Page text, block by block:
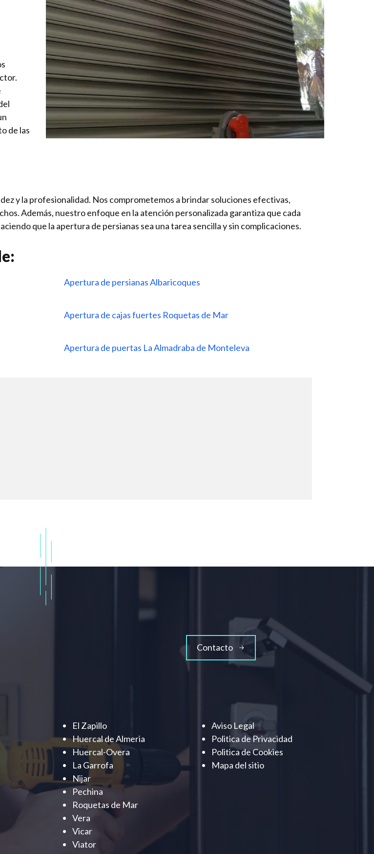
de las
y la profesionalidad. Nos comprometemos a brindar soluciones efectivas,
Además, nuestro enfoque en la atención personalizada garantiza que cada
que la apertura de persianas sea una tarea sencilla y sin complicaciones.
Apertura de persianas Albaricoques
Apertura de cajas fuertes Roquetas de Mar
Apertura de puertas La Almadraba de Monteleva
Contacto
El Zapillo
Huercal de Almeria
Huercal-Overa
La Garrofa
Nijar
Pechina
Roquetas de Mar
Vera
Vicar
Viator
Aviso Legal
Politica de Privacidad
Politica de Cookies
Mapa del sitio